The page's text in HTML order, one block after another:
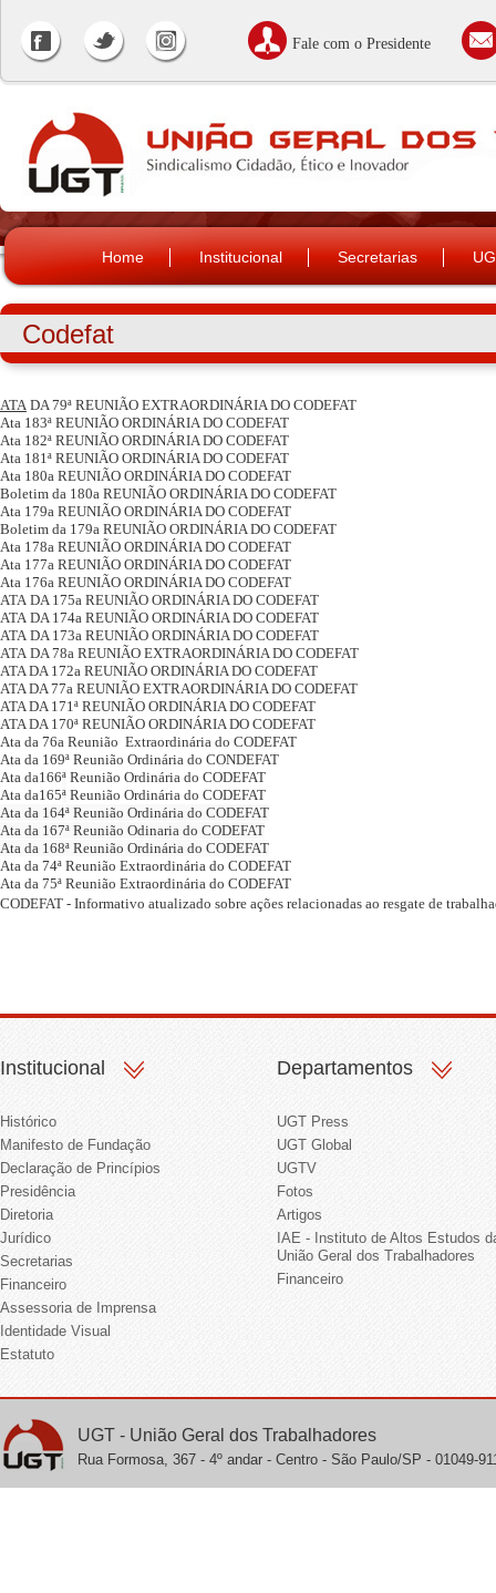
Fale com o Presidente
Home Institucional Secretarias
Codefat
ATA DA 79ª REUNIÃO EXTRAORDINÁRIA DO CODEFAT
Ata 183ª REUNIÃO ORDINÁRIA DO CODEFAT
Ata 182ª REUNIÃO ORDINÁRIA DO CODEFAT
Ata 181ª REUNIÃO ORDINÁRIA DO CODEFAT
Ata 180a REUNIÃO ORDINÁRIA DO CODEFAT
Boletim da 180a REUNIÃO ORDINÁRIA DO CODEFAT
Ata 179a REUNIÃO ORDINÁRIA DO CODEFAT
Boletim da 179a REUNIÃO ORDINÁRIA DO CODEFAT
Ata 178a REUNIÃO ORDINÁRIA DO CODEFAT
Ata 177a REUNIÃO ORDINÁRIA DO CODEFAT
Ata 176a REUNIÃO ORDINÁRIA DO CODEFAT
ATA DA 175a REUNIÃO ORDINÁRIA DO CODEFAT
ATA DA 174a REUNIÃO ORDINÁRIA DO CODEFAT
ATA DA 173a REUNIÃO ORDINÁRIA DO CODEFAT
ATA DA 78a REUNIÃO EXTRAORDINÁRIA DO CODEFAT
ATA DA 172a REUNIÃO ORDINÁRIA DO CODEFAT
ATA DA 77a REUNIÃO EXTRAORDINÁRIA DO CODEFAT
ATA DA 171ª REUNIÃO ORDINÁRIA DO CODEFAT
ATA DA 170ª REUNIÃO ORDINÁRIA DO CODEFAT
Ata da 76a Reunião Extraordinária do CODEFAT
Ata da 169ª Reunião Ordinária do CONDEFAT
Ata da166ª Reunião Ordinária do CODEFAT
Ata da165ª Reunião Ordinária do CODEFAT
Ata da 164ª Reunião Ordinária do CODEFAT
Ata da 167ª Reunião Odinaria do CODEFAT
Ata da 168ª Reunião Ordinária do CODEFAT
Ata da 74ª Reunião Extraordinária do CODEFAT
Ata da 75ª Reunião Extraordinária do CODEFAT
CODEFAT - Informativo atualizado sobre ações relacionadas ao resgate de
Institucional
Histórico
Manifesto de Fundação
Declaração de Princípios
Presidência
Diretoria
Jurídico
Secretarias
Financeiro
Assessoria de Imprensa
Identidade Visual
Estatuto
Departamentos
UGT Press
UGT Global
UGTV
Fotos
Artigos
IAE - Instituto de Altos Estudos
União Geral dos Trabalhadores
Financeiro
UGT - União Geral dos Trabalhadores
Rua Formosa, 367 - 4º andar - Centro - São Paulo/SP - 01049-